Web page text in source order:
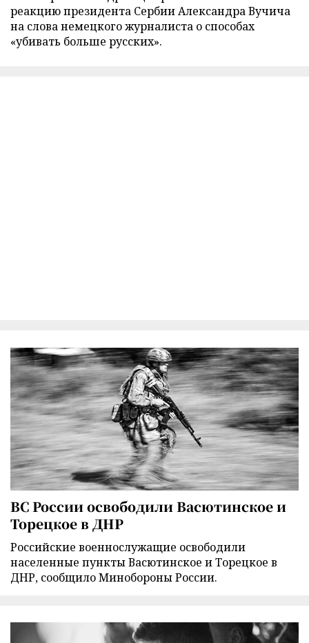
реакцию президента Сербии Александра Вучича
на слова немецкого журналиста о способах
«убивать больше русских».
ВС России освободили Васютинское и
Торецкое в ДНР
Российские военнослужащие освободили
населенные пункты Васютинское и Торецкое в
ДНР, сообщило Минобороны России.